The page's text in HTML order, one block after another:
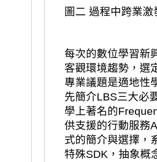
圖二 過程中跨業
每次的數位學習新
客觀環境趨勢，選
專業議題是適地性
先簡介LBS三大必
學上著名的
供支援的行動服務
式的簡介與選擇，
特殊SDK，抽象概